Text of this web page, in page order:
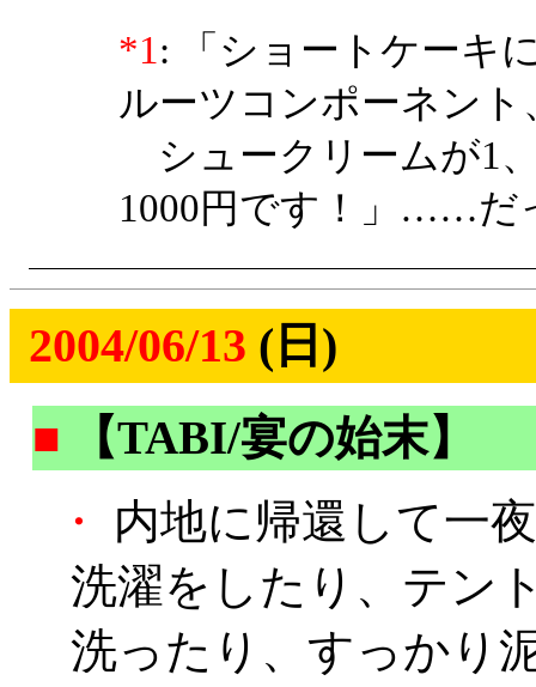
*1: 「ショートケーキ
ルーツコンポーネント
シュークリームが1
1000円です！」……だ
2004/06/13 (日)
■
【TABI/宴の始末】
・
内地に帰還して一
洗濯をしたり、テン
洗ったり、すっかり